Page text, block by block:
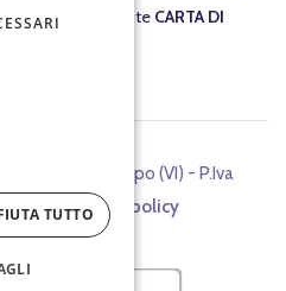
pagare tramite CARTA DI
Chiampo (VI) - P.Iva
e Privacy policy
TUTTO